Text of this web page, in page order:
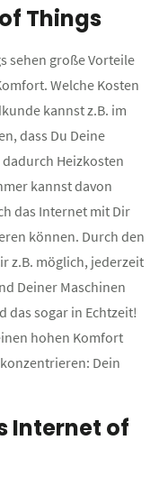
Things
sehen große Vorteile
Welche Kosten
kannst z.B. im
dass Du Deine
Heizkosten
kannst davon
das Internet mit Dir
können. Durch den
z.B. möglich, jederzeit
Deiner Maschinen
das sogar in Echtzeit!
hohen Komfort
Dein
Internet of